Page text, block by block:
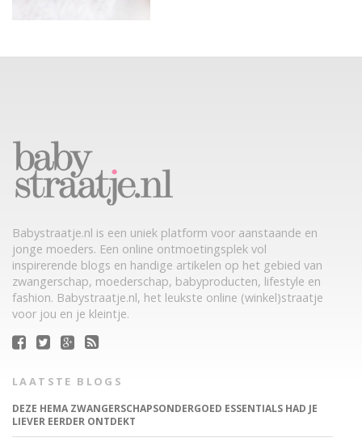
Babystraatje.nl is een uniek platform voor aanstaande en
jonge moeders. Een online ontmoetingsplek vol
inspirerende blogs en handige artikelen op het gebied van
zwangerschap, moederschap, babyproducten, lifestyle en
fashion. Babystraatje.nl, het leukste online (winkel)straatje
voor jou en je kleintje.
LAATSTE BLOGS
DEZE HEMA ZWANGERSCHAPSONDERGOED ESSENTIALS HAD JE
LIEVER EERDER ONTDEKT